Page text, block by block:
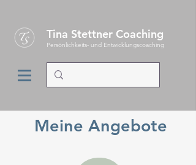
Tina Stettner Coaching
Persönlichkeits- und Entwicklungscoaching
Meine Angebote